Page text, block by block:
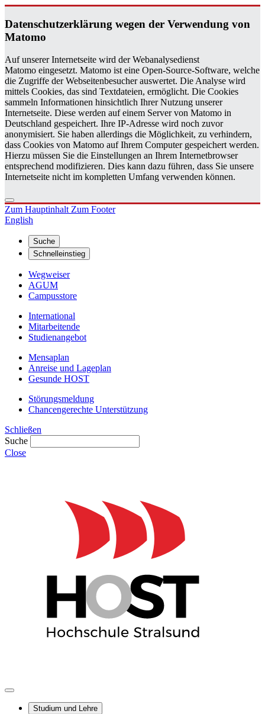
Da­ten­schutz­er­klä­rung wegen der Ver­wen­dung von
Ma­to­mo
Auf unserer Internetseite wird der Webanalysedienst
Matomo eingesetzt. Matomo ist eine Open-Source-Software, welche
die Zugriffe der Webseitenbesucher auswertet. Die Analyse wird
mittels Cookies, das sind Textdateien, ermöglicht. Die Cookies
sammeln Informationen hinsichtlich Ihrer Nutzung unserer
Internetseite. Diese werden auf einem Server von Matomo in
Deutschland gespeichert. Ihre IP-Adresse wird noch zuvor
anonymisiert. Sie haben allerdings die Möglichkeit, zu verhindern,
dass Cookies von Matomo auf Ihrem Computer gespeichert werden.
Hierzu müssen Sie die Einstellungen an Ihrem Internetbrowser
entsprechend modifizieren. Dies kann dazu führen, dass Sie unsere
Internetseite nicht im kompletten Umfang verwenden können.
Zum HauptinhaltZum Footer
English
Suche
Schnelleinstieg
Wegweiser
AGUM
Campusstore
International
Mitarbeitende
Studienangebot
Mensaplan
Anreise und Lageplan
Gesunde HOST
Störungsmeldung
Chancengerechte Unterstützung
Schließen
Suche
Close
Studium und Lehre